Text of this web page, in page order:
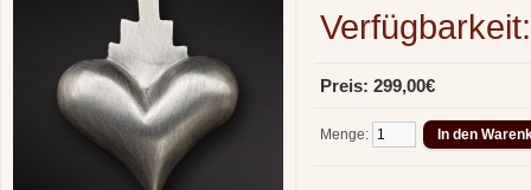
Verfügbarkeit:
Preis: 299,00€
Menge: